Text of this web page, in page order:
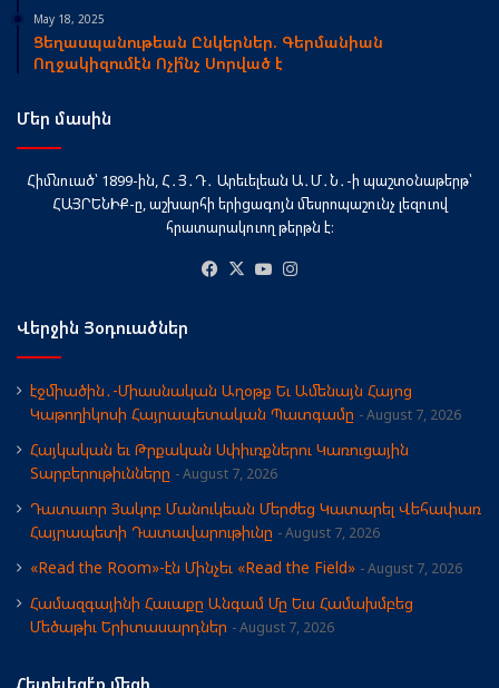
May 18, 2025
Ցեղասպանութեան Ընկերներ. Գերմանիան
Ողջակիզումէն Ոչի՞նչ Սորված է
Մեր մասին
Հիմնուած՝ 1899-ին, Հ․Յ․Դ․ Արեւելեան Ա․Մ․Ն․-ի պաշտօնաթերթ՝
ՀԱՅՐԵՆԻՔ-ը, աշխարհի երիցագոյն մեսրոպաշունչ լեզուով
հրատարակուող թերթն է։
Facebook
X YouTube
Վերջին Յօդուածներ
էջմիածին․-Միասնական Աղօթք Եւ Ամենայն Հայոց
Կաթողիկոսի Հայրապետական Պատգամը
August 7, 2026
Հայկական եւ Թրքական Սփիւռքներու Կառուցային
Տարբերութիւնները
August 7, 2026
Դատաւոր Յակոբ Մանուկեան Մերժեց Կատարել Վեհափառ
Հայրապետի Դատավարութիւնը
August 7, 2026
«Read the Room»-էն Մինչեւ «Read the Field» August 7, 2026
Համազգայինի Հաւաքը Անգամ Մը Եւս Համախմբեց
Մեծաթիւ Երիտասարդներ
August 7, 2026
Հետեւեցէ՛ք մեզի